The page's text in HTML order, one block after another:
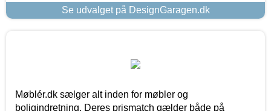
Se udvalget på DesignGaragen.dk
Møblér.dk sælger alt inden for møbler og
boligindretning. Deres prismatch gælder både på